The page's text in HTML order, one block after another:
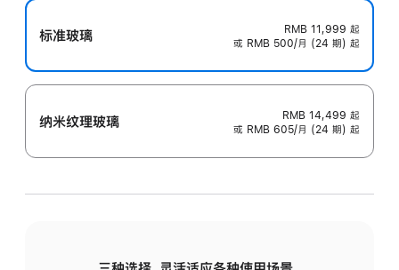
标准玻璃 RMB 11,999 起
或 RMB 500/月 (24 期) 起
纳米纹理玻璃 RMB 14,499 起
或 RMB 605/月 (24 期) 起